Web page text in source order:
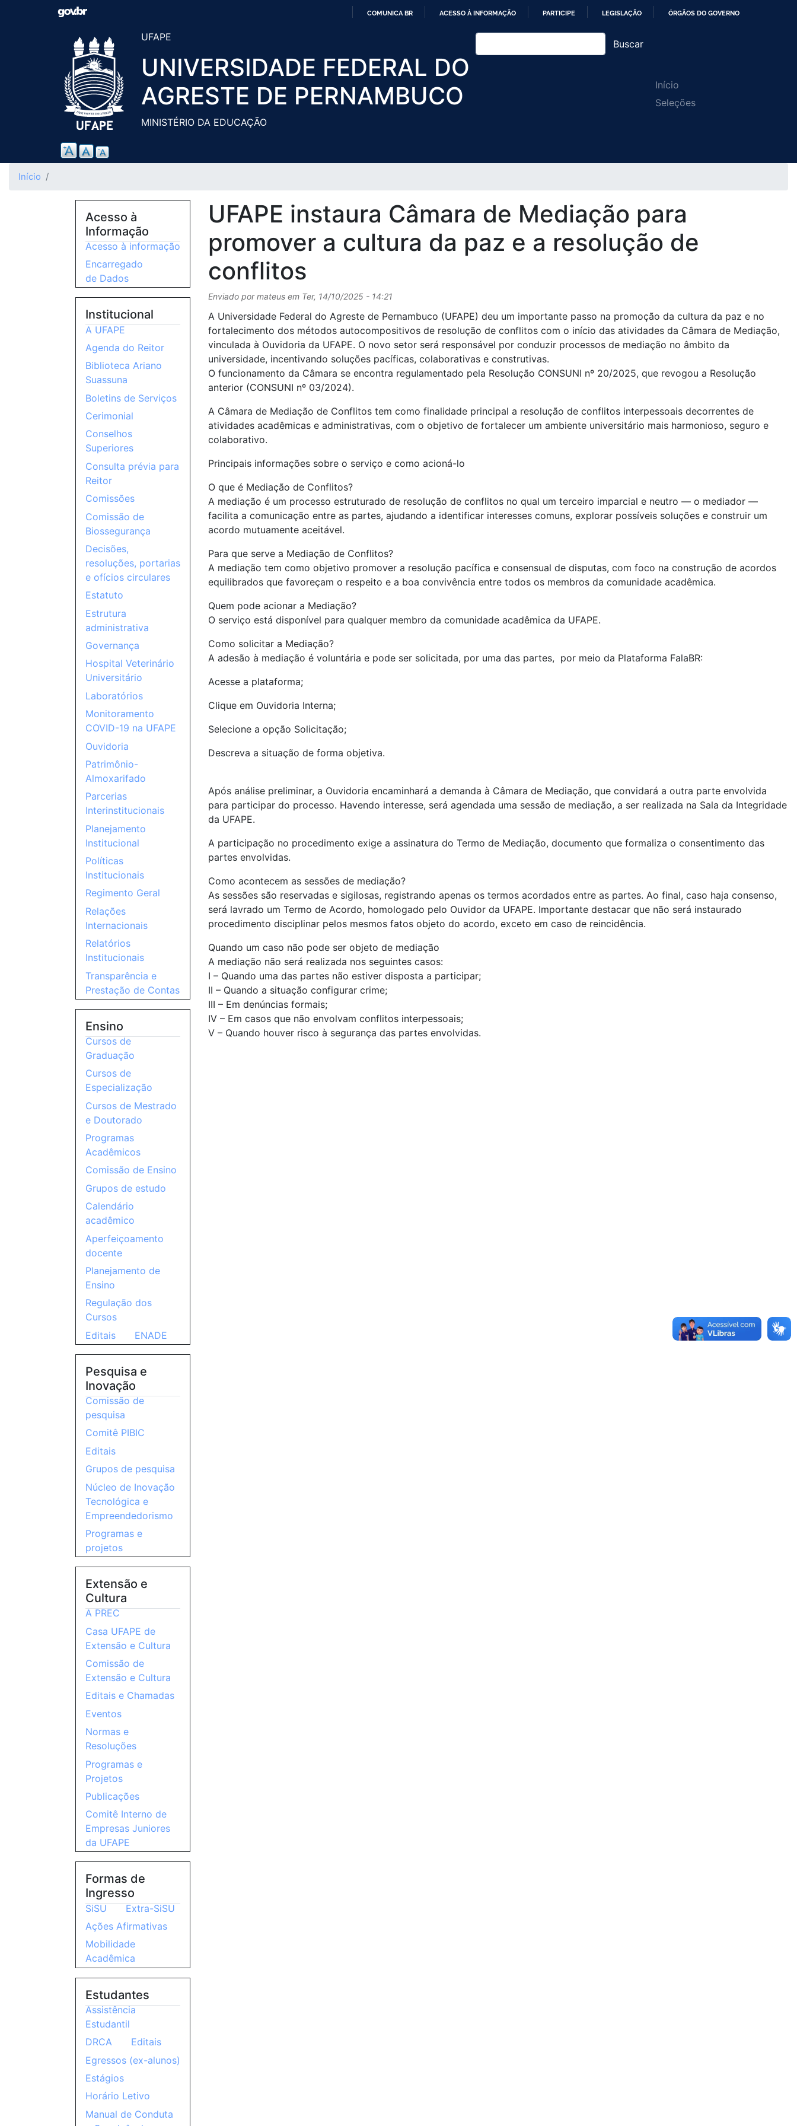
Pular
principal
O
CONTEÚDO
COMUNICA BR ACESSO À INFORMAÇÃO PARTICIPE LEGISLAÇÃO ÓRGÃOS DO GOVERNO
UFAPE
UNIVERSIDADE FEDERAL DO
AGRESTE DE PERNAMBUCO
MINISTÉRIO DA EDUCAÇÃO
Buscar
Main
navigation
Início
Seleções
Início
UFAPE instaura Câmara de Mediação para
promover a cultura da paz e a resolução de
conflitos
Enviado pormateusem Ter, 14/10/2025 - 14:21
A Universidade Federal do Agreste de Pernambuco (UFAPE) deu um importante passo na promoção da cultura da paz e no
fortalecimento dos métodos autocompositivos de resolução de conflitos com o início das atividades da Câmara de Mediação,
vinculada à Ouvidoria da UFAPE. O novo setor será responsável por conduzir processos de mediação no âmbito da
universidade, incentivando soluções pacíficas, colaborativas e construtivas.
O funcionamento da Câmara se encontra regulamentado pela Resolução CONSUNI nº 20/2025, que revogou a Resolução
anterior (CONSUNI nº 03/2024).
A Câmara de Mediação de Conflitos tem como finalidade principal a resolução de conflitos interpessoais decorrentes de
atividades acadêmicas e administrativas, com o objetivo de fortalecer um ambiente universitário mais harmonioso, seguro e
colaborativo.
Principais informações sobre o serviço e como acioná-lo
O que é Mediação de Conflitos?
A mediação é um processo estruturado de resolução de conflitos no qual um terceiro imparcial e neutro — o mediador —
facilita a comunicação entre as partes, ajudando a identificar interesses comuns, explorar possíveis soluções e construir um
acordo mutuamente aceitável.
Para que serve a Mediação de Conflitos?
A mediação tem como objetivo promover a resolução pacífica e consensual de disputas, com foco na construção de acordos
equilibrados que favoreçam o respeito e a boa convivência entre todos os membros da comunidade acadêmica.
Quem pode acionar a Mediação?
O serviço está disponível para qualquer membro da comunidade acadêmica da UFAPE.
Como solicitar a Mediação?
A adesão à mediação é voluntária e pode ser solicitada, por uma das partes, por meio da Plataforma FalaBR:
Acesse a plataforma;
Clique em Ouvidoria Interna;
Selecione a opção Solicitação;
Descreva a situação de forma objetiva.
Após análise preliminar, a Ouvidoria encaminhará a demanda à Câmara de Mediação, que convidará a outra parte envolvida
para participar do processo. Havendo interesse, será agendada uma sessão de mediação, a ser realizada na Sala da Integridade
da UFAPE.
A participação no procedimento exige a assinatura do Termo de Mediação, documento que formaliza o consentimento das
partes envolvidas.
Como acontecem as sessões de mediação?
As sessões são reservadas e sigilosas, registrando apenas os termos acordados entre as partes. Ao final, caso haja consenso,
será lavrado um Termo de Acordo, homologado pelo Ouvidor da UFAPE. Importante destacar que não será instaurado
procedimento disciplinar pelos mesmos fatos objeto do acordo, exceto em caso de reincidência.
Quando um caso não pode ser objeto de mediação
A mediação não será realizada nos seguintes casos:
I – Quando uma das partes não estiver disposta a participar;
II – Quando a situação configurar crime;
III – Em denúncias formais;
IV – Em casos que não envolvam conflitos interpessoais;
V – Quando houver risco à segurança das partes envolvidas.
Acesso à
Informação
Acesso à informação
Encarregado
de Dados
Institucional
A UFAPE
Agenda do Reitor
Biblioteca Ariano
Suassuna
Boletins de Serviços
Cerimonial
Conselhos
Superiores
Consulta prévia para
Reitor
Comissões
Comissão de
Biossegurança
Decisões,
resoluções, portarias
e ofícios circulares
Estatuto
Estrutura
administrativa
Governança
Hospital Veterinário
Universitário
Laboratórios
Monitoramento
COVID-19 na UFAPE
Ouvidoria
Patrimônio-
Almoxarifado
Parcerias
Interinstitucionais
Planejamento
Institucional
Políticas
Institucionais
Regimento Geral
Relações
Internacionais
Relatórios
Institucionais
Transparência e
Prestação de Contas
Ensino
Cursos de
Graduação
Cursos de
Especialização
Cursos de Mestrado
e Doutorado
Programas
Acadêmicos
Comissão de Ensino
Grupos de estudo
Calendário
acadêmico
Aperfeiçoamento
docente
Planejamento de
Ensino
Regulação dos
Cursos
Editais
ENADE
Pesquisa e
Inovação
Comissão de
pesquisa
Comitê PIBIC
Editais
Grupos de pesquisa
Núcleo de Inovação
Tecnológica e
Empreendedorismo
Programas e
projetos
Extensão e
Cultura
A PREC
Casa UFAPE de
Extensão e Cultura
Comissão de
Extensão e Cultura
Editais e Chamadas
Eventos
Normas e
Resoluções
Programas e
Projetos
Publicações
Comitê Interno de
Empresas Juniores
da UFAPE
Formas de
Ingresso
SiSU
Extra-SiSU
Ações Afirmativas
Mobilidade
Acadêmica
Estudantes
Assistência
Estudantil
DRCA
Editais
Egressos (ex-alunos)
Estágios
Horário Letivo
Manual de Conduta